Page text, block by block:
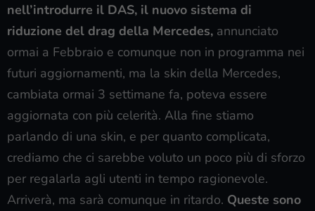
nell’introdurre il DAS, il nuovo sistema di
riduzione del drag della Mercedes, annunciato
ormai a Febbraio e comunque non in programma nei
futuri aggiornamenti, ma la skin della Mercedes,
cambiata ormai 3 settimane fa, poteva essere
aggiornata con più celerità. Alla fine stiamo
parlando di una skin, e per quanto complicata,
crediamo che ci sarebbe voluto un poco più di sforzo
per regalarla agli utenti in tempo ragionevole.
Arriverà, ma sarà comunque in ritardo. Queste sono